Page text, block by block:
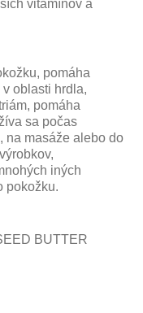
vitamínov a
pomáha
oblasti hrdla,
pomáha
sa počas
na masáže alebo do
iných
pokožku.
BUTTER